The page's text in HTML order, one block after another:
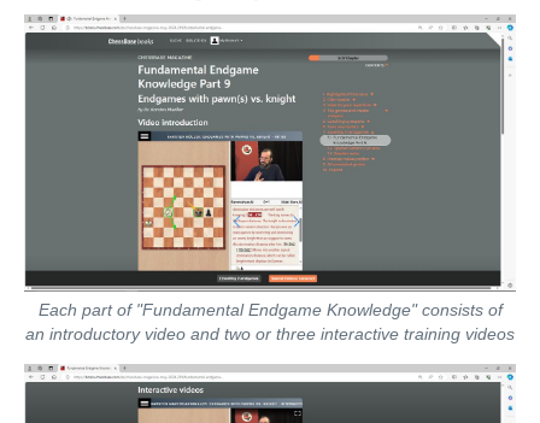
Each part of "Fundamental Endgame Knowledge" consists of
an introductory video and two or three interactive training videos